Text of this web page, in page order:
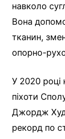
навколо
Вона
тканин,
опорно-
У 2020 році
піхоти
Джордж Худ
рекорд по